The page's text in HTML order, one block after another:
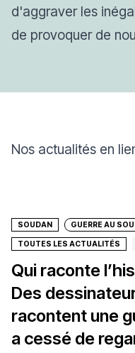
d'aggraver les
de provoquer de
Nos actualités en
SOUDAN GUERRE AU
TOUTES LES ACTUALITÉS
Qui raconte
Des
racontent une
a cessé de